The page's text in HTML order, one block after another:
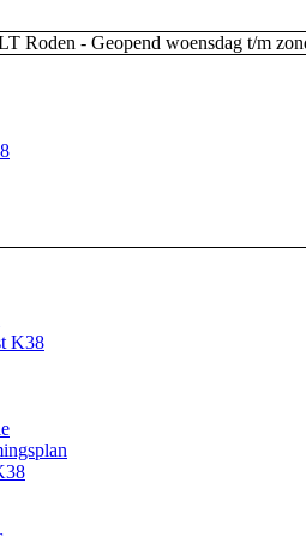
Roden - Geopend woensdag t/m
K38